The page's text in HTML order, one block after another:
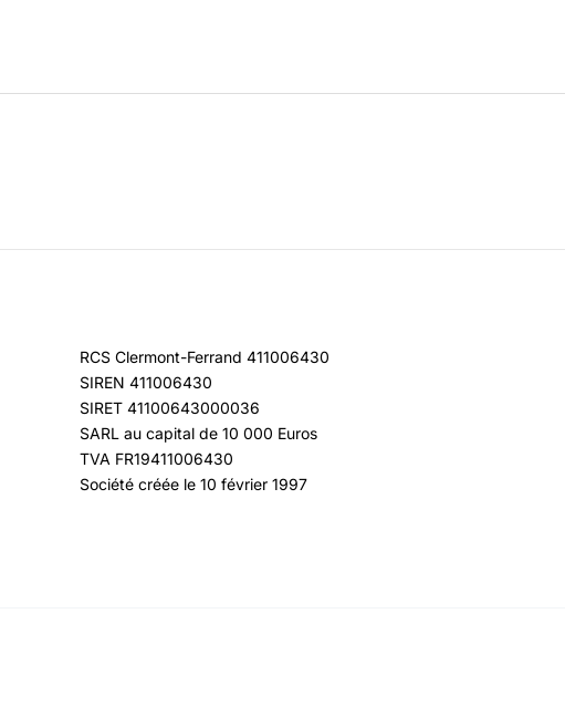
RCS Clermont-Ferrand 411006430
SIREN 411006430
SIRET 41100643000036
SARL au capital de 10 000 Euros
TVA FR19411006430
Société créée le 10 février 1997